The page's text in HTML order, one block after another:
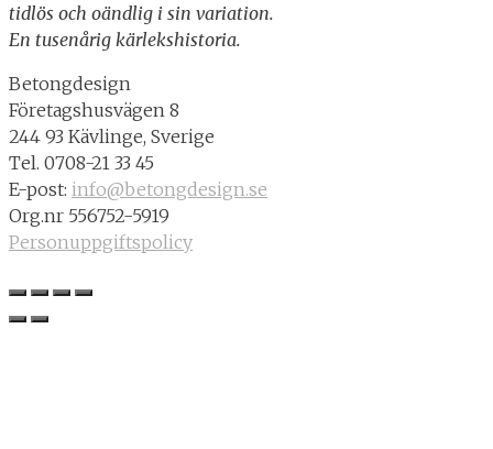
tidlös och oändlig i sin variation.
En tusenårig kärlekshistoria.
Betongdesign
Företagshusvägen 8
244 93 Kävlinge, Sverige
Tel. 0708-21 33 45
E-post: info@betongdesign.se
Org.nr 556752-5919
Personuppgiftspolicy